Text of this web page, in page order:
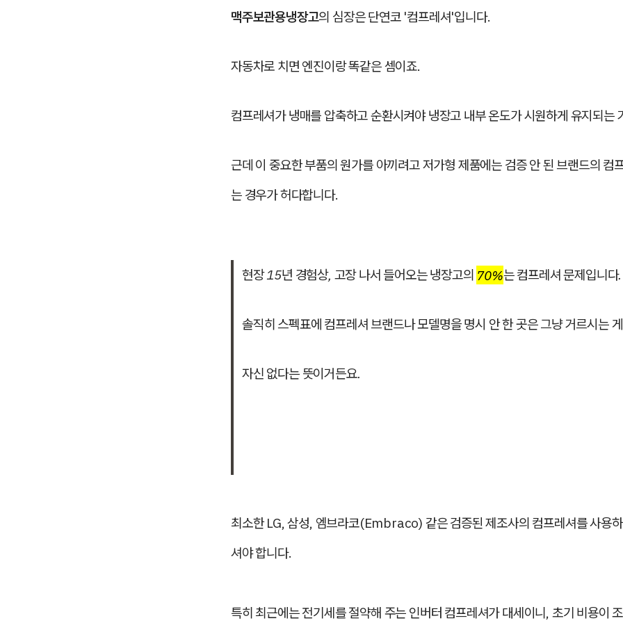
맥주보관용냉장고의 심장은 단연코 '컴프레셔'입니다.
자동차로 치면 엔진이랑 똑같은 셈이죠.
컴프레셔가 냉매를 압축하고 순환시켜야 냉장고 내부 온도가 시원하게 유지되는
근데 이 중요한 부품의 원가를 아끼려고 저가형 제품에는 검증 안 된 브랜드의 컴
는 경우가 허다합니다.
현장 15년 경험상, 고장 나서 들어오는 냉장고의 70%는 컴프레셔 문제입니다.
솔직히 스펙표에 컴프레셔 브랜드나 모델명을 명시 안 한 곳은 그냥 거르시는
자신 없다는 뜻이거든요.
최소한 LG, 삼성, 엠브라코(Embraco) 같은 검증된 제조사의 컴프레셔를 사용
셔야 합니다.
특히 최근에는 전기세를 절약해 주는 인버터 컴프레셔가 대세이니, 초기 비용이